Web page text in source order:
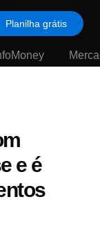
Planilha grátis
e é